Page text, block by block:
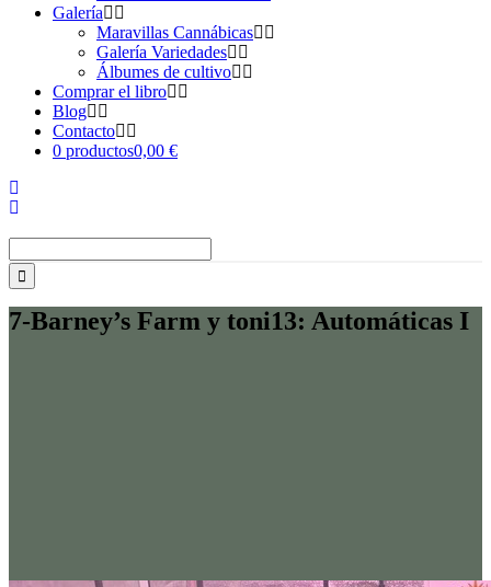
Galería
Maravillas Cannábicas
Galería Variedades
Álbumes de cultivo
Comprar el libro
Blog
Contacto
0 productos0,00 €
7-Barney’s Farm y toni13: Automáticas I